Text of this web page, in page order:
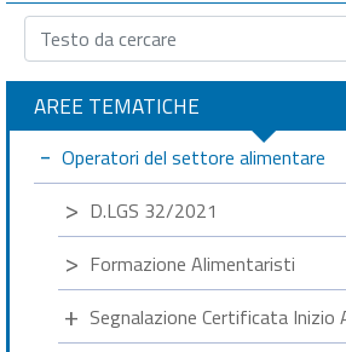
AREE TEMATICHE
Operatori del settore alimentare
D.LGS 32/2021
Formazione Alimentaristi
Segnalazione Certificata